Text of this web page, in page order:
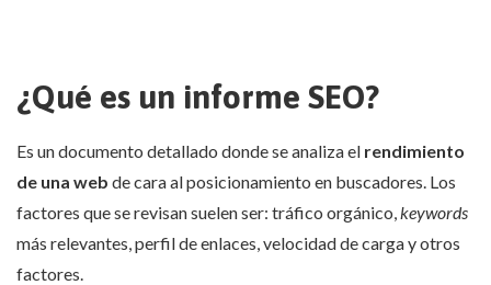
¿Qué es un informe SEO?
Es un documento detallado donde se analiza el rendimiento
de una web de cara al posicionamiento en buscadores. Los
factores que se revisan suelen ser: tráfico orgánico, keywords
más relevantes, perfil de enlaces, velocidad de carga y otros
factores.